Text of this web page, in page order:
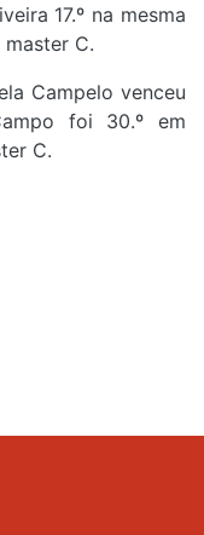
17.º na mesma
C.
Campelo venceu
foi 30.º em
C.